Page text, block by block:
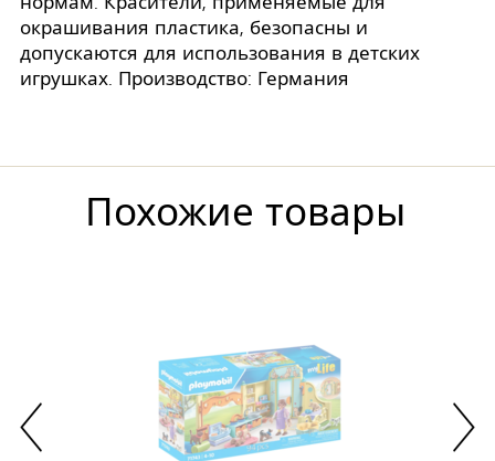
окрашивания пластика, безопасны и
допускаются для использования в детских
игрушках. Производство: Германия
Похожие товары